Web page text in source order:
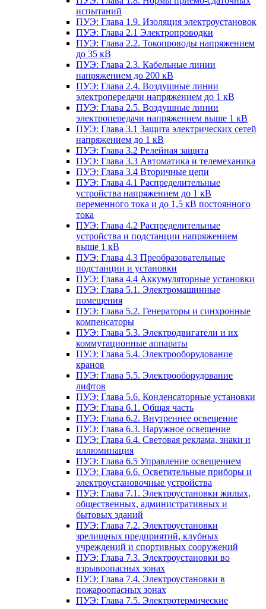
испытаний
ПУЭ: Глава 1.9. Изоляция электроустановок
ПУЭ: Глава 2.1 Электропроводки
ПУЭ: Глава 2.2. Токопроводы напряжением
до 35 кВ
ПУЭ: Глава 2.3. Кабельные линии
напряжением до 200 кВ
ПУЭ: Глава 2.4. Воздушные линии
электропередачи напряжением до 1 кВ
ПУЭ: Глава 2.5. Воздушные линии
электропередачи напряжением выше 1 кВ
ПУЭ: Глава 3.1 Защита электрических сетей
напряжением до 1 кВ
ПУЭ: Глава 3.2 Релейная защита
ПУЭ: Глава 3.3 Автоматика и телемеханика
ПУЭ: Глава 3.4 Вторичные цепи
ПУЭ: Глава 4.1 Распределительные
устройства напряжением до 1 кВ
переменного тока и до 1,5 кВ постоянного
тока
ПУЭ: Глава 4.2 Распределительные
устройства и подстанции напряжением
выше 1 кВ
ПУЭ: Глава 4.3 Преобразовательные
подстанции и установки
ПУЭ: Глава 4.4 Аккумуляторные установки
ПУЭ: Глава 5.1. Электромашинные
помещения
ПУЭ: Глава 5.2. Генераторы и синхронные
компенсаторы
ПУЭ: Глава 5.3. Электродвигатели и их
коммутационные аппараты
ПУЭ: Глава 5.4. Электрооборудование
кранов
ПУЭ: Глава 5.5. Электрооборудование
лифтов
ПУЭ: Глава 5.6. Конденсаторные установки
ПУЭ: Глава 6.1. Общая часть
ПУЭ: Глава 6.2. Внутреннее освещение
ПУЭ: Глава 6.3. Наружное освещение
ПУЭ: Глава 6.4. Световая реклама, знаки и
иллюминация
ПУЭ: Глава 6.5 Управление освещением
ПУЭ: Глава 6.6. Осветительные приборы и
электроустановочные устройства
ПУЭ: Глава 7.1. Электроустановки жилых,
общественных, административных и
бытовых зданий
ПУЭ: Глава 7.2. Электроустановки
зрелищных предприятий, клубных
учреждений и спортивных сооружений
ПУЭ: Глава 7.3. Электроустановки во
взрывоопасных зонах
ПУЭ: Глава 7.4. Электроустановки в
пожароопасных зонах
ПУЭ: Глава 7.5. Электротермические